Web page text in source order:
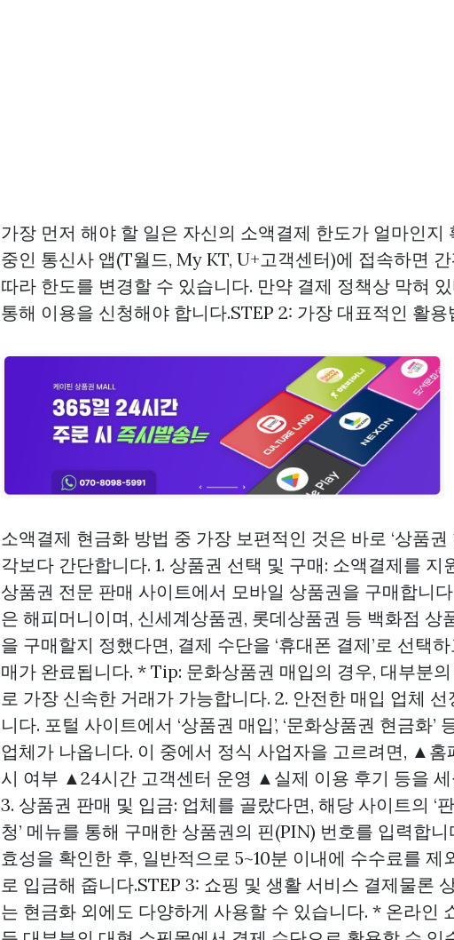
가장 먼저 해야 할 일은 자신의 소액결제 한도가 얼마인지
중인 통신사 앱(T월드, My KT, U+고객센터)에 접속하면
따라 한도를 변경할 수 있습니다. 만약 결제 정책상 막혀
통해 이용을 신청해야 합니다.STEP 2: 가장 대표적인 활용
소액결제 현금화 방법 중 가장 보편적인 것은 바로 ‘상품권
각보다 간단합니다. 1. 상품권 선택 및 구매: 소액결제를
상품권 전문 판매 사이트에서 모바일 상품권을 구매합니
은 해피머니이며, 신세계상품권, 롯데상품권 등 백화점 상
을 구매할지 정했다면, 결제 수단을 ‘휴대폰 결제’로 선택
매가 완료됩니다. * Tip: 문화상품권 매입의 경우, 대부분
로 가장 신속한 거래가 가능합니다. 2. 안전한 매입 업체
니다. 포털 사이트에서 ‘상품권 매입’, ‘문화상품권 현금화’
업체가 나옵니다. 이 중에서 정식 사업자을 고르려면, ▲홈
시 여부 ▲24시간 고객센터 운영 ▲실제 이용 후기 등을
3. 상품권 판매 및 입금: 업체를 골랐다면, 해당 사이트의 ‘
청’ 메뉴를 통해 구매한 상품권의 핀(PIN) 번호를 입력합
효성을 확인한 후, 일반적으로 5~10분 이내에 수수료를 제
로 입금해 줍니다.STEP 3: 쇼핑 및 생활 서비스 결제물론
는 현금화 외에도 다양하게 사용할 수 있습니다. * 온라인